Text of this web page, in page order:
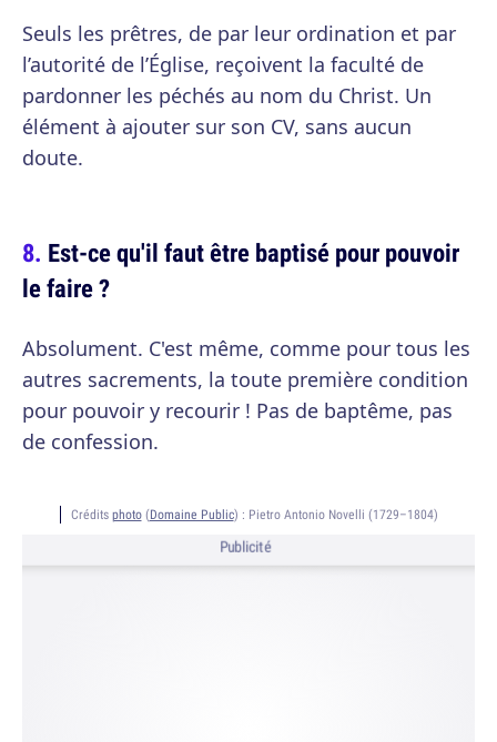
Seuls les prêtres, de par leur ordination et par
l’autorité de l’Église, reçoivent la faculté de
pardonner les péchés au nom du Christ. Un
élément à ajouter sur son CV, sans aucun
doute.
Est-ce qu'il faut être baptisé pour pouvoir
le faire ?
Absolument. C'est même, comme pour tous les
autres sacrements, la toute première condition
pour pouvoir y recourir ! Pas de baptême, pas
de confession.
Crédits photo(Domaine Public) : Pietro Antonio Novelli (1729–1804)
Publicité